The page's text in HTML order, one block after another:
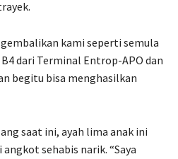
kami seperti semula
dari Terminal Entrop-APO dan
begitu bisa menghasilkan
saat ini, ayah lima anak ini
sehabis narik. “Saya